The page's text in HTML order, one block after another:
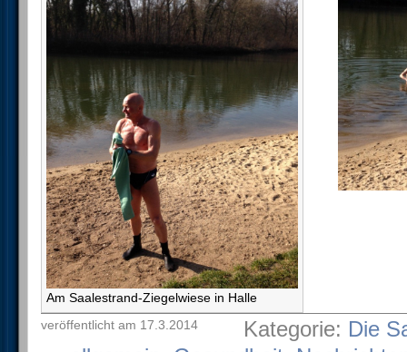
Am Saalestrand-Ziegelwiese in Halle
veröffentlicht am 17.3.2014
Kategorie: Die